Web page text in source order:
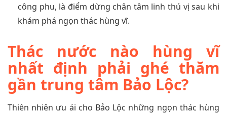
công phu, là điểm dừng chân tâm linh thú vị sau khi
khám phá ngọn thác hùng vĩ.
Thác nước nào hùng vĩ
nhất định phải ghé thăm
gần trung tâm Bảo Lộc?
Thiên nhiên ưu ái cho Bảo Lộc những ngọn thác hùng